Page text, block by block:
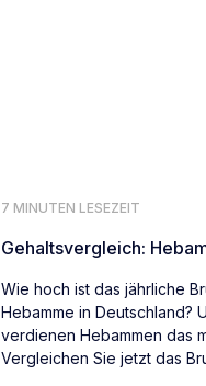
7 MINUTEN LESEZEIT
Gehaltsvergleich:
Wie hoch ist das jährliche
Hebamme in Deutschland?
verdienen Hebammen das
Vergleichen Sie jetzt das